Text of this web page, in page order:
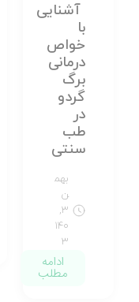
آشنایی
با
خواص
درمانی
برگ
گردو
در
طب
سنتی
بهم
ن
۳,
۱۴۰
۳
ادامه
مطلب